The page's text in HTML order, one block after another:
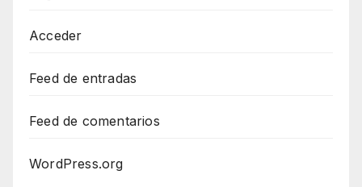
Acceder
Feed de entradas
Feed de comentarios
WordPress.org